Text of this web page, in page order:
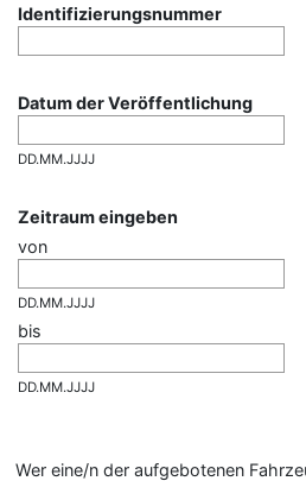
Identifizierungsnummer
Datum der Veröffentlichung
DD.MM.JJJJ
Zeitraum eingeben
von
DD.MM.JJJJ
bis
DD.MM.JJJJ
Wer eine/n der aufgebotenen